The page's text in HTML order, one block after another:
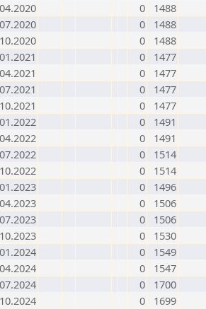
0
1488
0
1488
0
1488
0
1477
0
1477
0
1477
0
1477
0
1491
0
1491
0
1514
0
1514
0
1496
0
1506
0
1506
0
1530
0
1549
0
1547
0
1700
0
1699